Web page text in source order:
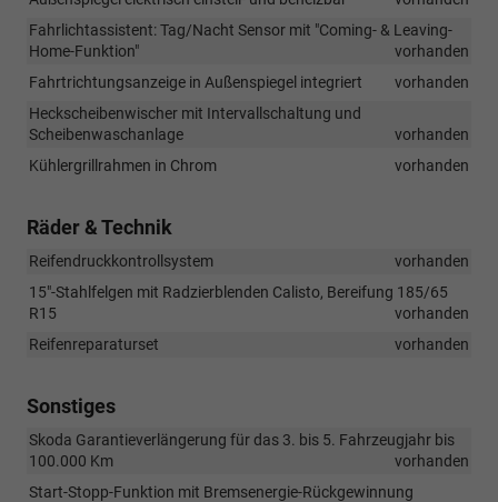
Fahrlichtassistent: Tag/Nacht Sensor mit "Coming- & Leaving-
Home-Funktion"
vorhanden
Fahrtrichtungsanzeige in Außenspiegel integriert
vorhanden
Heckscheibenwischer mit Intervallschaltung und
Scheibenwaschanlage
vorhanden
Kühlergrillrahmen in Chrom
vorhanden
Räder & Technik
Reifendruckkontrollsystem
vorhanden
15"-Stahlfelgen mit Radzierblenden Calisto, Bereifung 185/65
R15
vorhanden
Reifenreparaturset
vorhanden
Sonstiges
Skoda Garantieverlängerung für das 3. bis 5. Fahrzeugjahr bis
100.000 Km
vorhanden
Start-Stopp-Funktion mit Bremsenergie-Rückgewinnung